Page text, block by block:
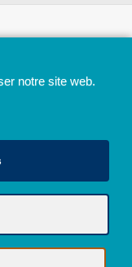
Liège
notre site web.